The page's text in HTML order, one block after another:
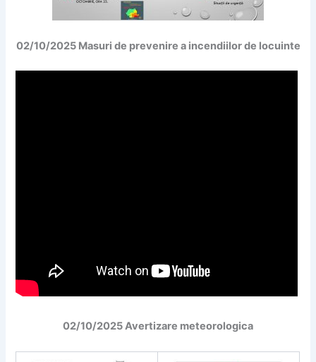
02/10/2025 Masuri de prevenire a incendiilor de locuinte
02/10/2025 Avertizare meteorologica